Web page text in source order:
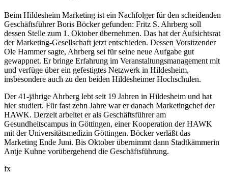
Beim Hildesheim Marketing ist ein Nachfolger für den scheidenden
Geschäftsführer Boris Böcker gefunden: Fritz S. Ahrberg soll
dessen Stelle zum 1. Oktober übernehmen. Das hat der Aufsichtsrat
der Marketing-Gesellschaft jetzt entschieden. Dessen Vorsitzender
Ole Hammer sagte, Ahrberg sei für seine neue Aufgabe gut
gewappnet. Er bringe Erfahrung im Veranstaltungsmanagement mit
und verfüge über ein gefestigtes Netzwerk in Hildesheim,
insbesondere auch zu den beiden Hildesheimer Hochschulen.
Der 41-jährige Ahrberg lebt seit 19 Jahren in Hildesheim und hat
hier studiert. Für fast zehn Jahre war er danach Marketingchef der
HAWK. Derzeit arbeitet er als Geschäftsführer am
Gesundheitscampus in Göttingen, einer Kooperation der HAWK
mit der Universitätsmedizin Göttingen. Böcker verläßt das
Marketing Ende Juni. Bis Oktober übernimmt dann Stadtkämmerin
Antje Kuhne vorübergehend die Geschäftsführung.
fx